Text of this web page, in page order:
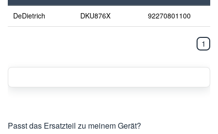
DeDietrich DKU876X 92270801100
1
Passt das Ersatzteil zu meinem Gerät?